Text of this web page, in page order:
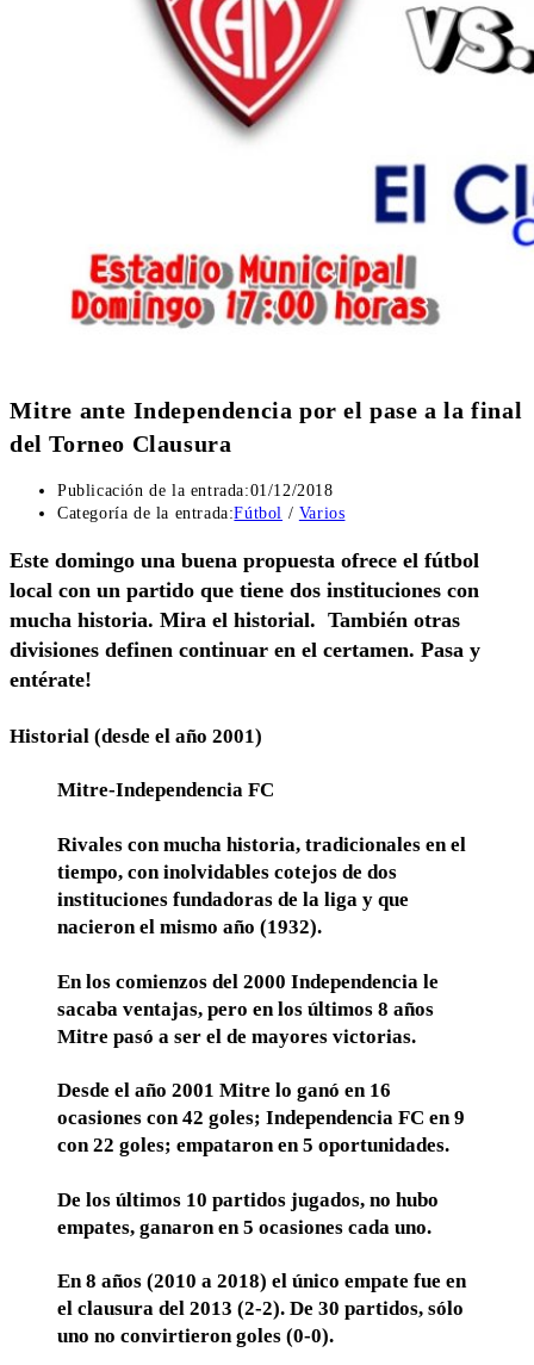
Mitre ante Independencia por el pase a la final
del Torneo Clausura
Publicación de la entrada:01/12/2018
Categoría de la entrada:Fútbol / Varios
Este domingo una buena propuesta ofrece el fútbol
local con un partido que tiene dos instituciones con
mucha historia. Mira el historial. También otras
divisiones definen continuar en el certamen. Pasa y
entérate!
Historial (desde el año 2001)
Mitre-Independencia FC
Rivales con mucha historia, tradicionales en el
tiempo, con inolvidables cotejos de dos
instituciones fundadoras de la liga y que
nacieron el mismo año (1932).
En los comienzos del 2000 Independencia le
sacaba ventajas, pero en los últimos 8 años
Mitre pasó a ser el de mayores victorias.
Desde el año 2001 Mitre lo ganó en 16
ocasiones con 42 goles; Independencia FC en 9
con 22 goles; empataron en 5 oportunidades.
De los últimos 10 partidos jugados, no hubo
empates, ganaron en 5 ocasiones cada uno.
En 8 años (2010 a 2018) el único empate fue en
el clausura del 2013 (2-2). De 30 partidos, sólo
uno no convirtieron goles (0-0).